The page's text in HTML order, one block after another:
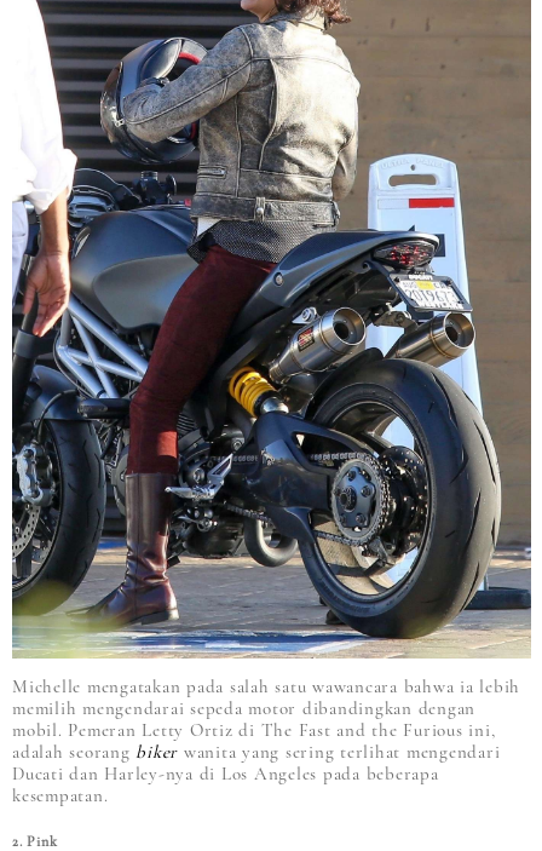
Michelle mengatakan pada salah satu wawancara bahwa ia lebih
memilih mengendarai sepeda motor dibandingkan dengan
mobil. Pemeran Letty Ortiz di The Fast and the Furious ini,
adalah seorang biker wanita yang sering terlihat mengendari
Ducati dan Harley-nya di Los Angeles pada beberapa
kesempatan.
2. Pink